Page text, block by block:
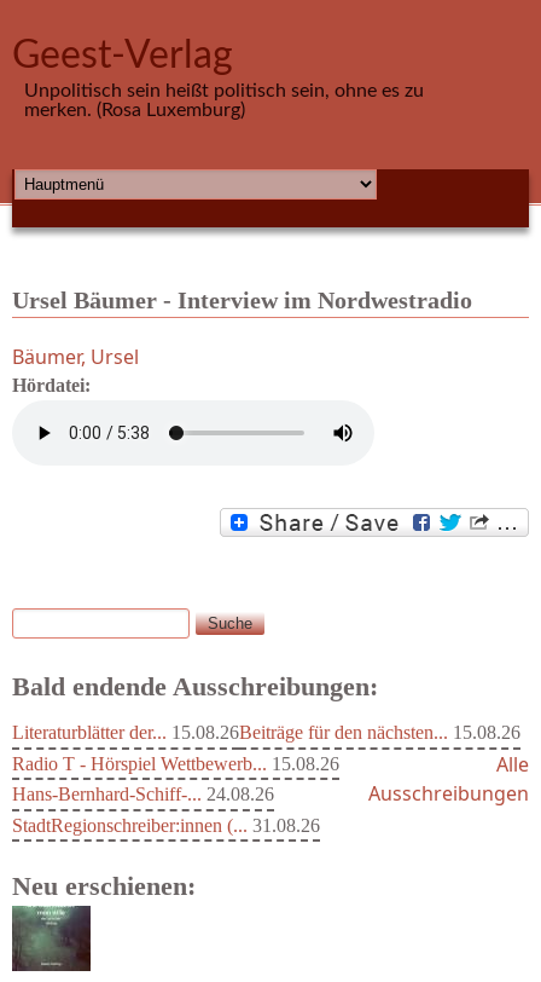
Geest-Verlag
Unpolitisch sein heißt politisch sein, ohne es zu
merken. (Rosa Luxemburg)
HAUPTMENÜ
Ursel Bäumer - Interview im Nordwestradio
Bäumer, Ursel
Hördatei:
Suchformular
Suche
Bald endende Ausschreibungen:
Literaturblätter der... 15.08.26Beiträge für den nächsten... 15.08.26
Radio T - Hörspiel Wettbewerb... 15.08.26
Hans-Bernhard-Schiff-... 24.08.26
StadtRegionschreiber:innen (... 31.08.26
Alle
Ausschreibungen
Neu erschienen: